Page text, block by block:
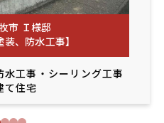
市 Ｉ様邸
装、防水工事】
水工事 ・ シーリング工事
て住宅